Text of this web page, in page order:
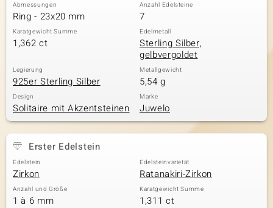
Collection
Classics
Abmessungen
Ring - 23x20 mm
Anzahl Edelsteine
7
Karatgewicht Summe
1,362 ct
Edelmetall
Sterling Silber,
gelbvergoldet
Legierung
925er Sterling Silber
Metallgewicht
5,54 g
Design
Solitaire mit Akzentsteinen
Marke
Juwelo
Erster Edelstein
Edelstein
Zirkon
Edelsteinvarietät
Ratanakiri-Zirkon
Anzahl und Größe
1 à 6 mm
Karatgewicht Summe
1,311 ct